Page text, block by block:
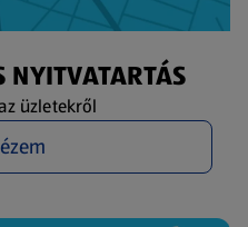
NYITVATARTÁS
üzletekről